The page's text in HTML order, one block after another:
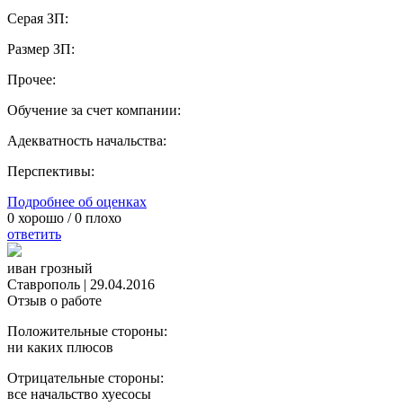
Серая ЗП:
Размер ЗП:
Прочее:
Обучение за счет компании:
Адекватность начальства:
Перспективы:
Подробнее об оценках
0 хорошо /0 плохо
ответить
иван грозный
Ставрополь | 29.04.2016
Отзыв о работе
Положительные стороны:
ни каких плюсов
Отрицательные стороны:
все начальство хуесосы